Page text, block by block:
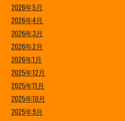
2026年5月
2026年4月
2026年3月
2026年2月
2026年1月
2025年12月
2025年11月
2025年10月
2025年9月